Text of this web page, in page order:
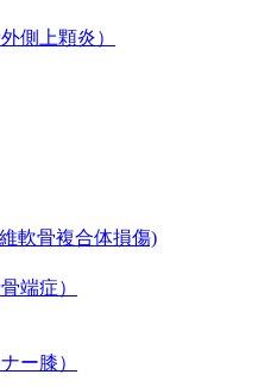
側上顆炎）
軟骨複合体損傷)
端症）
ー膝）